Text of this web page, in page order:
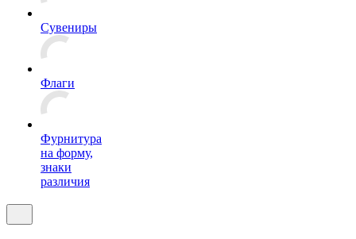
Сувениры
Флаги
Фурнитура
на форму,
знаки
различия